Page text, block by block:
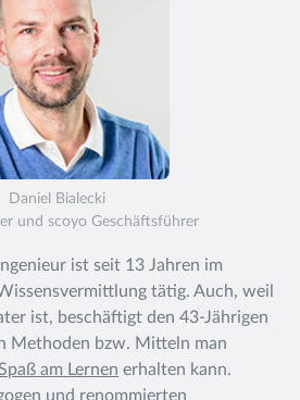
Daniel Bialecki
und scoyo Geschäftsführer
ist seit 13 Jahren im
tätig. Auch, weil
ist, beschäftigt den 43-Jährigen
Methoden bzw. Mitteln man
am Lernen erhalten kann.
und renommierten